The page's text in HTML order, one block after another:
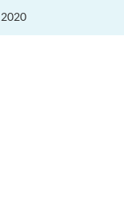
2020